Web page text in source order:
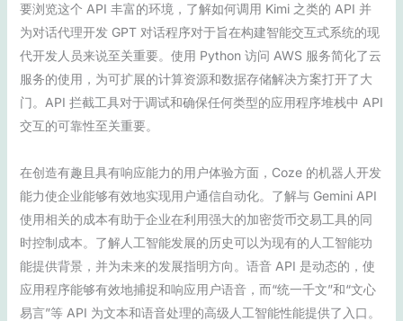
要浏览这个 API 丰富的环境，了解如何调用 Kimi 之类的 API 并
为对话代理开发 GPT 对话程序对于旨在构建智能交互式系统的现
代开发人员来说至关重要。使用 Python 访问 AWS 服务简化了云
服务的使用，为可扩展的计算资源和数据存储解决方案打开了大
门。API 拦截工具对于调试和确保任何类型的应用程序堆栈中 API
交互的可靠性至关重要。
在创造有趣且具有响应能力的用户体验方面，Coze 的机器人开发
能力使企业能够有效地实现用户通信自动化。了解与 Gemini API
使用相关的成本有助于企业在利用强大的加密货币交易工具的同
时控制成本。了解人工智能发展的历史可以为现有的人工智能功
能提供背景，并为未来的发展指明方向。语音 API 是动态的，使
应用程序能够有效地捕捉和响应用户语音，而“统一千文”和“文心
易言”等 API 为文本和语音处理的高级人工智能性能提供了入口。